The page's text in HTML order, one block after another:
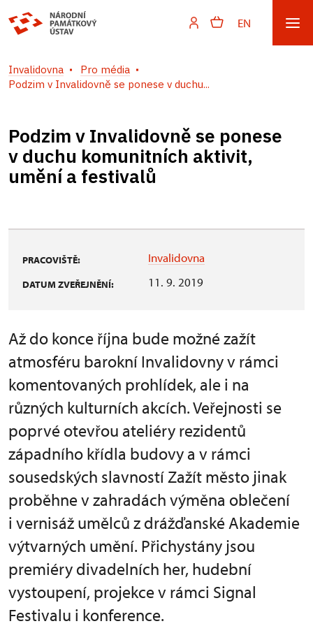
EN
Invalidovna
Pro média
Podzim v Invalidovně se ponese v duchu...
Podzim v Invalidovně se ponese
v duchu komunitních aktivit,
umění a festivalů
PRACOVIŠTĚ: Invalidovna
DATUM ZVEŘEJNĚNÍ: 11. 9. 2019
Až do konce října bude možné zažít
atmosféru barokní Invalidovny v rámci
komentovaných prohlídek, ale i na
různých kulturních akcích. Veřejnosti se
poprvé otevřou ateliéry rezidentů
západního křídla budovy a v rámci
sousedských slavností Zažít město jinak
proběhne v zahradách výměna oblečení
i vernisáž umělců z drážďanské Akademie
výtvarných umění. Přichystány jsou
premiéry divadelních her, hudební
vystoupení, projekce v rámci Signal
Festivalu i konference.